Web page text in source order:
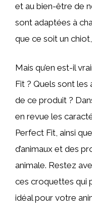
et au bien-être de
sont adaptées à
que ce soit un
Mais qu’en est-il
Fit ? Quels sont
de ce produit ?
en revue les
Perfect Fit, ainsi
d’animaux et des
animale. Restez
ces croquettes qui
idéal pour votre